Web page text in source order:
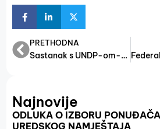
PRETHODNA
Sastanak s UNDP-om-nastavak suradnje
Najnovije
ODLUKA O IZBORU
UREDSKOG NAMJEŠTAJA